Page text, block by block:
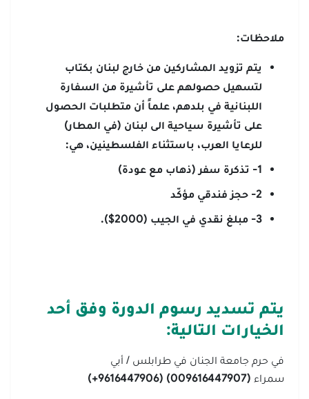
ملاحظات:
يتم تزويد المشاركين من خارج لبنان بكتاب
لتسهيل حصولهم على تأشيرة من السفارة
اللبنانية في بلدهم، علماً أن متطلبات الحصول
على تأشيرة سياحية الى لبنان (في المطار)
للرعايا العرب، باستثناء الفلسطينين، هي:
1- تذكرة سفر (ذهاب مع عودة)
2- حجز فندقي مؤكّد
3- مبلغ نقدي في الجيب (2000$).
يتم تسديد رسوم الدورة وفق أحد
الخيارات التالية:
في حرم جامعة الجنان في طرابلس / أبي
سمراء (
009616447907
) (9616447906+)